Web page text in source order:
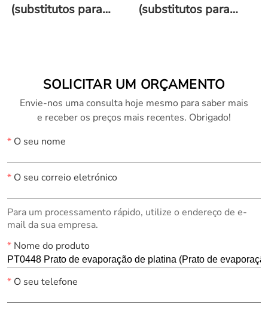
(substitutos para
(substitutos para
SOLICITAR UM ORÇAMENTO
Envie-nos uma consulta hoje mesmo para saber mais
e receber os preços mais recentes. Obrigado!
*O seu nome
*O seu correio eletrónico
Para um processamento rápido, utilize o endereço de e-
mail da sua empresa.
*Nome do produto
*O seu telefone